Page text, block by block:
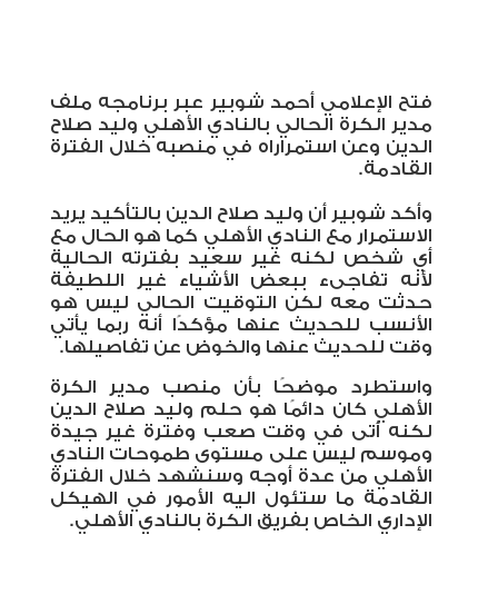
فتح الإعلامي أحمد شوبير عبر برنامجه ملف
مدير الكرة الحالي بالنادي الأهلي وليد صلاح
الدين وعن استمراراه في منصبه خلال الفترة
القادمة.
وأكد شوبير أن وليد صلاح الدين بالتأكيد يريد
الاستمرار مع النادي الأهلي كما هو الحال مع
أي شخص لكنه غير سعيد بفترته الحالية
لأنه تفاجىء ببعض الأشياء غير اللطيفة
حدثت معه لكن التوقيت الحالي ليس هو
الأنسب للحديث عنها مؤكدًا أنه ربما يأتي
وقت للحديث عنها والخوض عن تفاصيلها.
واستطرد موضحًا بأن منصب مدير الكرة
الأهلي كان دائمًا هو حلم وليد صلاح الدين
لكنه أتى في وقت صعب وفترة غير جيدة
وموسم ليس على مستوى طموحات النادي
الأهلي من عدة أوجه وسنشهد خلال الفترة
القادمة ما ستئول اليه الأمور في الهيكل
الإداري الخاص بفريق الكرة بالنادي الأهلي.